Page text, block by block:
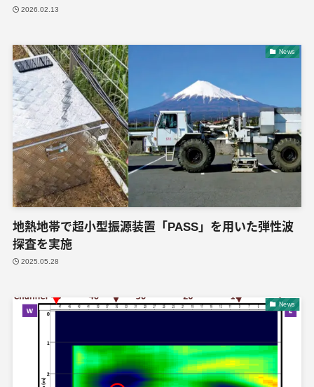
2026.02.13
News
地熱地帯で超小型振源装置「PASS」を用いた弾性波
探査を実施
2025.05.28
News